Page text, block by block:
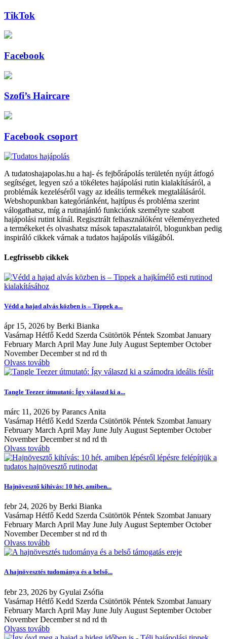
TikTok
Facebook
Szofi’s Haircare
Facebook csoport
A tudatoshajapolas.hu a haj- és fejbőrápolás területén nyújt átfogó
segítséget, legyen szó a tökéletes hajápolási rutin kialakításáról, a
problémák kezeléséről vagy az ideális termékek megtalálásáról.
Webshopunkban kategóriánként, hajtípus és probléma szerint
válogathatsz, míg a rutinajánló funkciónk személyre szabott
hajápolási rutint kínál. Regisztrált felhasználóként véleményezheted
a termékeket és olvashatsz mások tapasztalatairól, blogunkban pedig
inspiráló cikkek várnak a tudatos hajápolás világából.
Legfrissebb cikkek
Védd a hajad alvás közben is – Tippek a...
ápr 15, 2026 by Berki Bianka
Vasárnap Hétfő Kedd Szerda Csütörtök Péntek Szombat January
February March April May June July August September October
November December st nd rd th
Olvass tovább
Tangle Teezer útmutató: Így válaszd ki a...
márc 11, 2026 by Parancs Anita
Vasárnap Hétfő Kedd Szerda Csütörtök Péntek Szombat January
February March April May June July August September October
November December st nd rd th
Olvass tovább
Hajnövesztő kihívás: 10 hét, amiben...
febr 24, 2026 by Berki Bianka
Vasárnap Hétfő Kedd Szerda Csütörtök Péntek Szombat January
February March April May June July August September October
November December st nd rd th
Olvass tovább
A hajnövesztés tudománya és a belső...
febr 23, 2026 by Gyulai Zsófia
Vasárnap Hétfő Kedd Szerda Csütörtök Péntek Szombat January
February March April May June July August September October
November December st nd rd th
Olvass tovább